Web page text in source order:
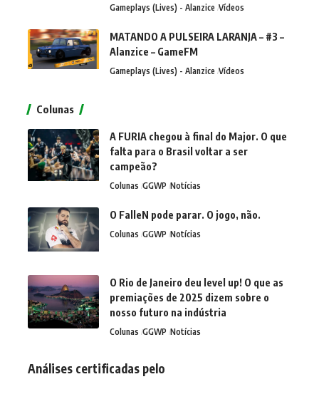
Gameplays (Lives) - Alanzice Vídeos
MATANDO A PULSEIRA LARANJA – #3 –
Alanzice – GameFM
Gameplays (Lives) - Alanzice Vídeos
Colunas
A FURIA chegou à final do Major. O que
falta para o Brasil voltar a ser
campeão?
Colunas GGWP Notícias
O FalleN pode parar. O jogo, não.
Colunas GGWP Notícias
O Rio de Janeiro deu level up! O que as
premiações de 2025 dizem sobre o
nosso futuro na indústria
Colunas GGWP Notícias
Análises certificadas pelo